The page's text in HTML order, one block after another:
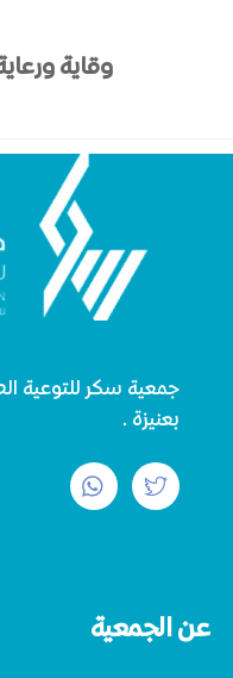
وقاية
جمعية سكر للتوعية
بعنيزة.
عن الجمعية